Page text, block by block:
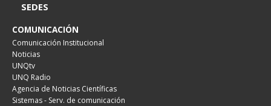
SEDES
COMUNICACIÓN
Comunicación Institucional
Noticias
UNQtv
UNQ Radio
Agencia de Noticias Científicas
Sistemas - Serv. de comunicación